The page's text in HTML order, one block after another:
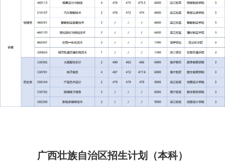
广西壮族自治区招生计划（本科）